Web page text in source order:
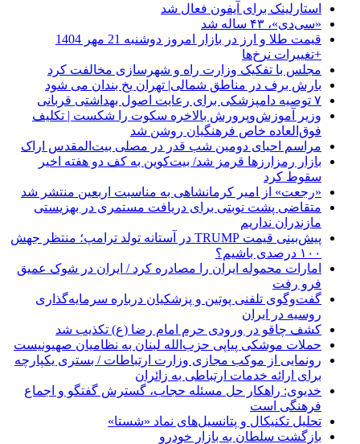
استارلینک برای آیفون فعال شد
«سی‌دی»، ۴۳ ساله شد
قیمت طلا و ارز در بازار امروز دوشنبه 21 مهر 1404
+تغییرات نرخ‌ها
مجلس با تفکیک وزارت راه و شهرسازی مخالفت کرد
بارش برف در مناطق شمالی| تهران یخ بندان می شود
۷ توصیه دامپزشکی برای رعایت اصول بهداشتی قربانی
وزیر آموزش‌وپرورش بالاخره سکوت را شکست | تکلیف
فوق‌العاده خاص فرهنگیان روشن شد
مراسم احیای دومین شب قدر در مصلی بیت‌المقدس اراک
بازار رمزارز‌ها قرمز شد/ بیت‌کوین به کف دو هفته اخیر
سقوط کرد
«رجعت» از امیر کرمانشاهی به مناسبت اربعین منتشر شد
متقاضی پشت نوبتی برای دریافت مستمری در بهزیستی
مازندران نداریم
پیش‌بینی قیمت TRUMP در آستانه تولد ترامپ؛ منتظر جهش
۱۰۰ درصدی باشیم؟
امارات محموله ایران را مصادره کرد / ایران در شوک عمیق
فرو رفت
گفت‌وگوی تلفنی پوتین و پزشکیان درباره سرمایه‌گذاری
روسیه در ایران
کشف چاقو در ورودی حرم امام رضا (ع) تکذیب شد
حملات موشکی پیاپی حزب‌الله لبنان به نظامیان صهیونیست
رونمایی از موکب مجازی وزارت ارتباطات / بستری یکپارچه
برای ارائه خدمات ارتباطی به زائران
خدیوی: راهکار حل مسئله حجاب، گسترش گفتگو و اجماع
فرهنگی است
تحلیل تکنیکال و پتانسیل‌های نماد «شستا»
بازگشت سلطان به بازار خودرو